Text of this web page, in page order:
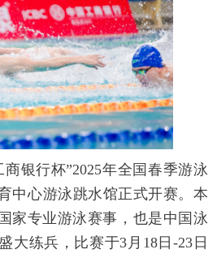
银行杯”2025年全国春季游泳
中心游泳跳水馆正式开赛。本
家专业游泳赛事，也是中国泳
大练兵，比赛于3月18日-23日